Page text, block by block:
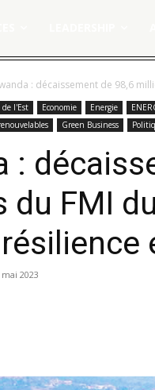
: décaissement de 98,6
l'Est Economie Energie
Green Business
:
du FMI
mai 2023